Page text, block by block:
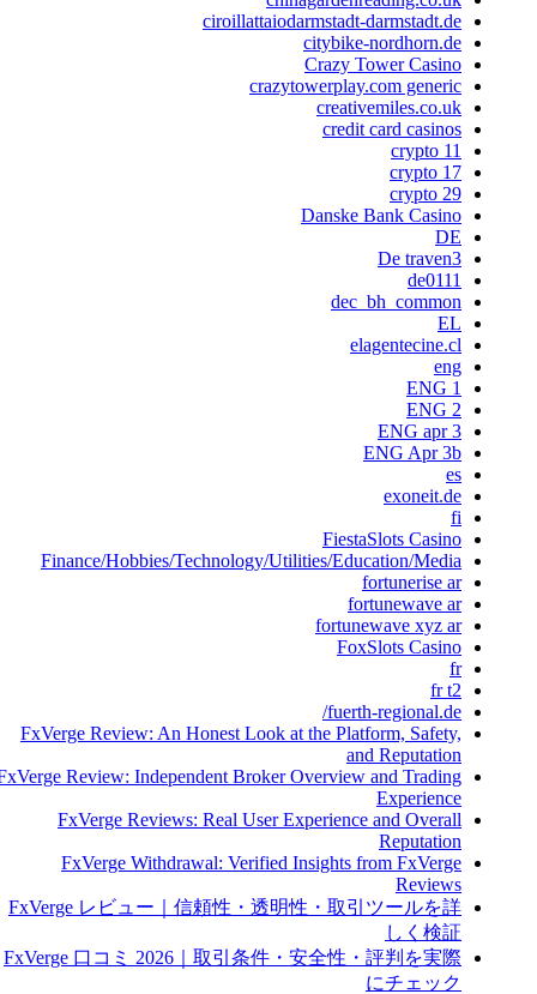
ciroillattaiodarmstadt-darmstadt.de
citybike-nordhorn.de
Crazy Tower Сasino
crazytowerplay.com generic
creativemiles.co.uk
credit card casinos
crypto 11
crypto 17
crypto 29
Danske Bank Casino
DE
De traven3
de0111
dec_bh_common
EL
elagentecine.cl
eng
ENG 1
ENG 2
ENG apr 3
ENG Apr 3b
es
exoneit.de
fi
FiestaSlots Casino
Finance/Hobbies/Technology/Utilities/Education/Media
fortunerise ar
fortunewave ar
fortunewave xyz ar
FoxSlots Casino
fr
fr t2
fuerth-regional.de/
FxVerge Review: An Honest Look at the Platform, Safety,
and Reputation
Review: Independent Broker Overview and Trading
Experience
FxVerge Reviews: Real User Experience and Overall
Reputation
FxVerge Withdrawal: Verified Insights from FxVerge
Reviews
FxVerge レビュー｜信頼性・透明性・取引ツールを詳
しく検証
FxVerge 口コミ 2026｜取引条件・安全性・評判を実際
にチェック